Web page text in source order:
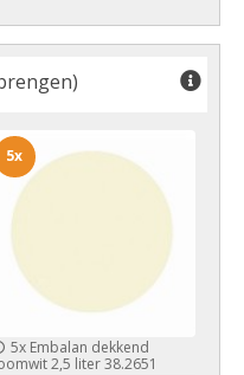
5xEmbalan dekkend
2,5 liter 38.2651
5x